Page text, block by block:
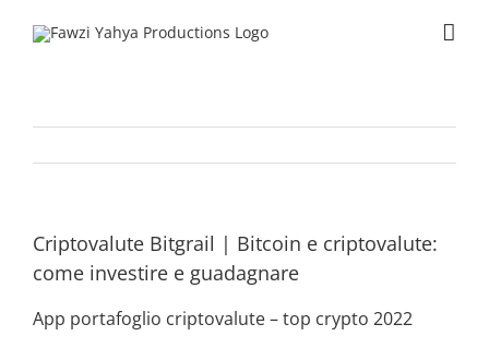
Criptovalute Bitgrail | Bitcoin e сriptovalute:
come investire e guadagnare
App portafoglio criptovalute – top crypto 2022